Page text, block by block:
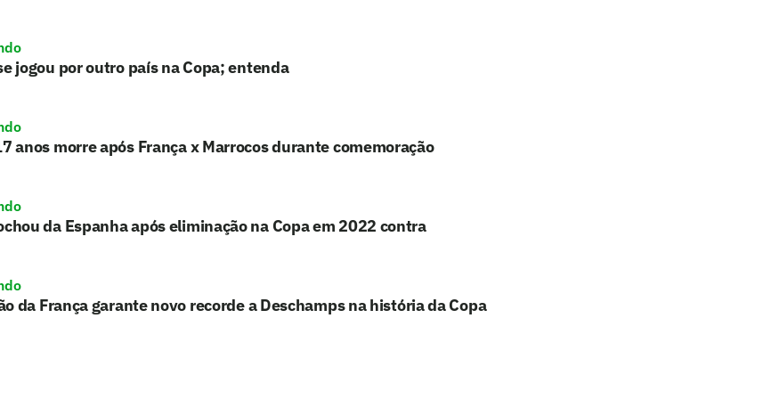
jogou por outro país na Copa; entenda
anos morre após França x Marrocos durante comemoração
da Espanha após eliminação na Copa em 2022 contra
da França garante novo recorde a Deschamps na história da Copa